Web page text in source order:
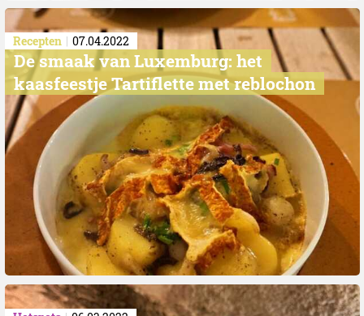
Recepten 07.04.2022
De smaak van Luxemburg: het
kaasfeestje Tartiflette met reblochon